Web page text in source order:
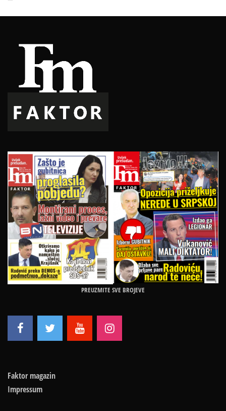
PREUZMITE SVE BROJEVE
Faktor magazin
Impressum